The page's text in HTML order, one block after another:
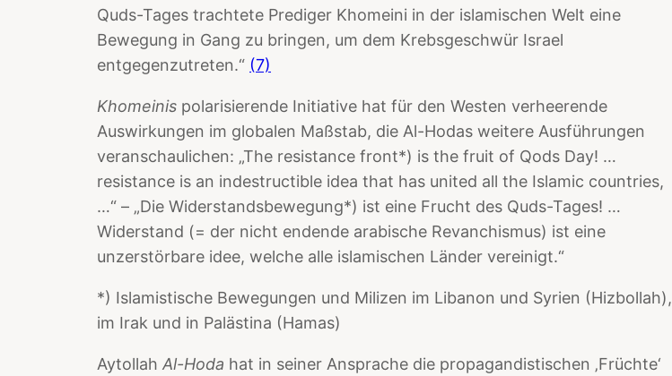
Quds-Tages trachtete Prediger Khomeini in der islamischen Welt eine
Bewegung in Gang zu bringen, um dem Krebsgeschwür Israel
entgegenzutreten.“ (7)
Khomeinis polarisierende Initiative hat für den Westen verheerende
Auswirkungen im globalen Maßstab, die Al-Hodas weitere Ausführungen
veranschaulichen: „The resistance front*) is the fruit of Qods Day! …
resistance is an indestructible idea that has united all the Islamic countries,
…“ – „Die Widerstandsbewegung*) ist eine Frucht des Quds-Tages! …
Widerstand (= der nicht endende arabische Revanchismus) ist eine
unzerstörbare idee, welche alle islamischen Länder vereinigt.“
*) Islamistische Bewegungen und Milizen im Libanon und Syrien (Hizbollah),
im Irak und in Palästina (Hamas)
Aytollah Al-Hoda hat in seiner Ansprache die propagandistischen ‚Früchte‘